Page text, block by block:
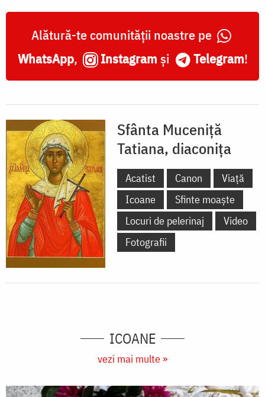
Alătură-te comunității noastre pe
WhatsApp, Instagram și Telegram!
Sfânta Muceniță
Tatiana, diaconița
Acatist Canon
Viață
Icoane
Sfinte moaște
Locuri de pelerinaj
Video
Fotografii
ICOANE
vezi mai multe »